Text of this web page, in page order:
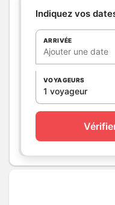
1
WC
Cuisine
Autres
pièces
Media
Wifi
Chauffage /
Exterieur Abri
Indiquez vos
ARRIVÉE
Ajouter une date
VOYAGEURS
1 voyageur